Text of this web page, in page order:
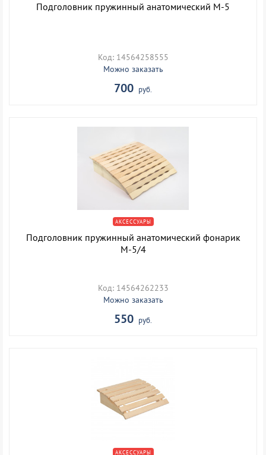
Подголовник пружинный анатомический М-5
Код: 14564258555
Можно заказать
700 руб.
АКСЕССУАРЫ
Подголовник пружинный анатомический фонарик
М-5/4
Код: 14564262233
Можно заказать
550 руб.
АКСЕССУАРЫ